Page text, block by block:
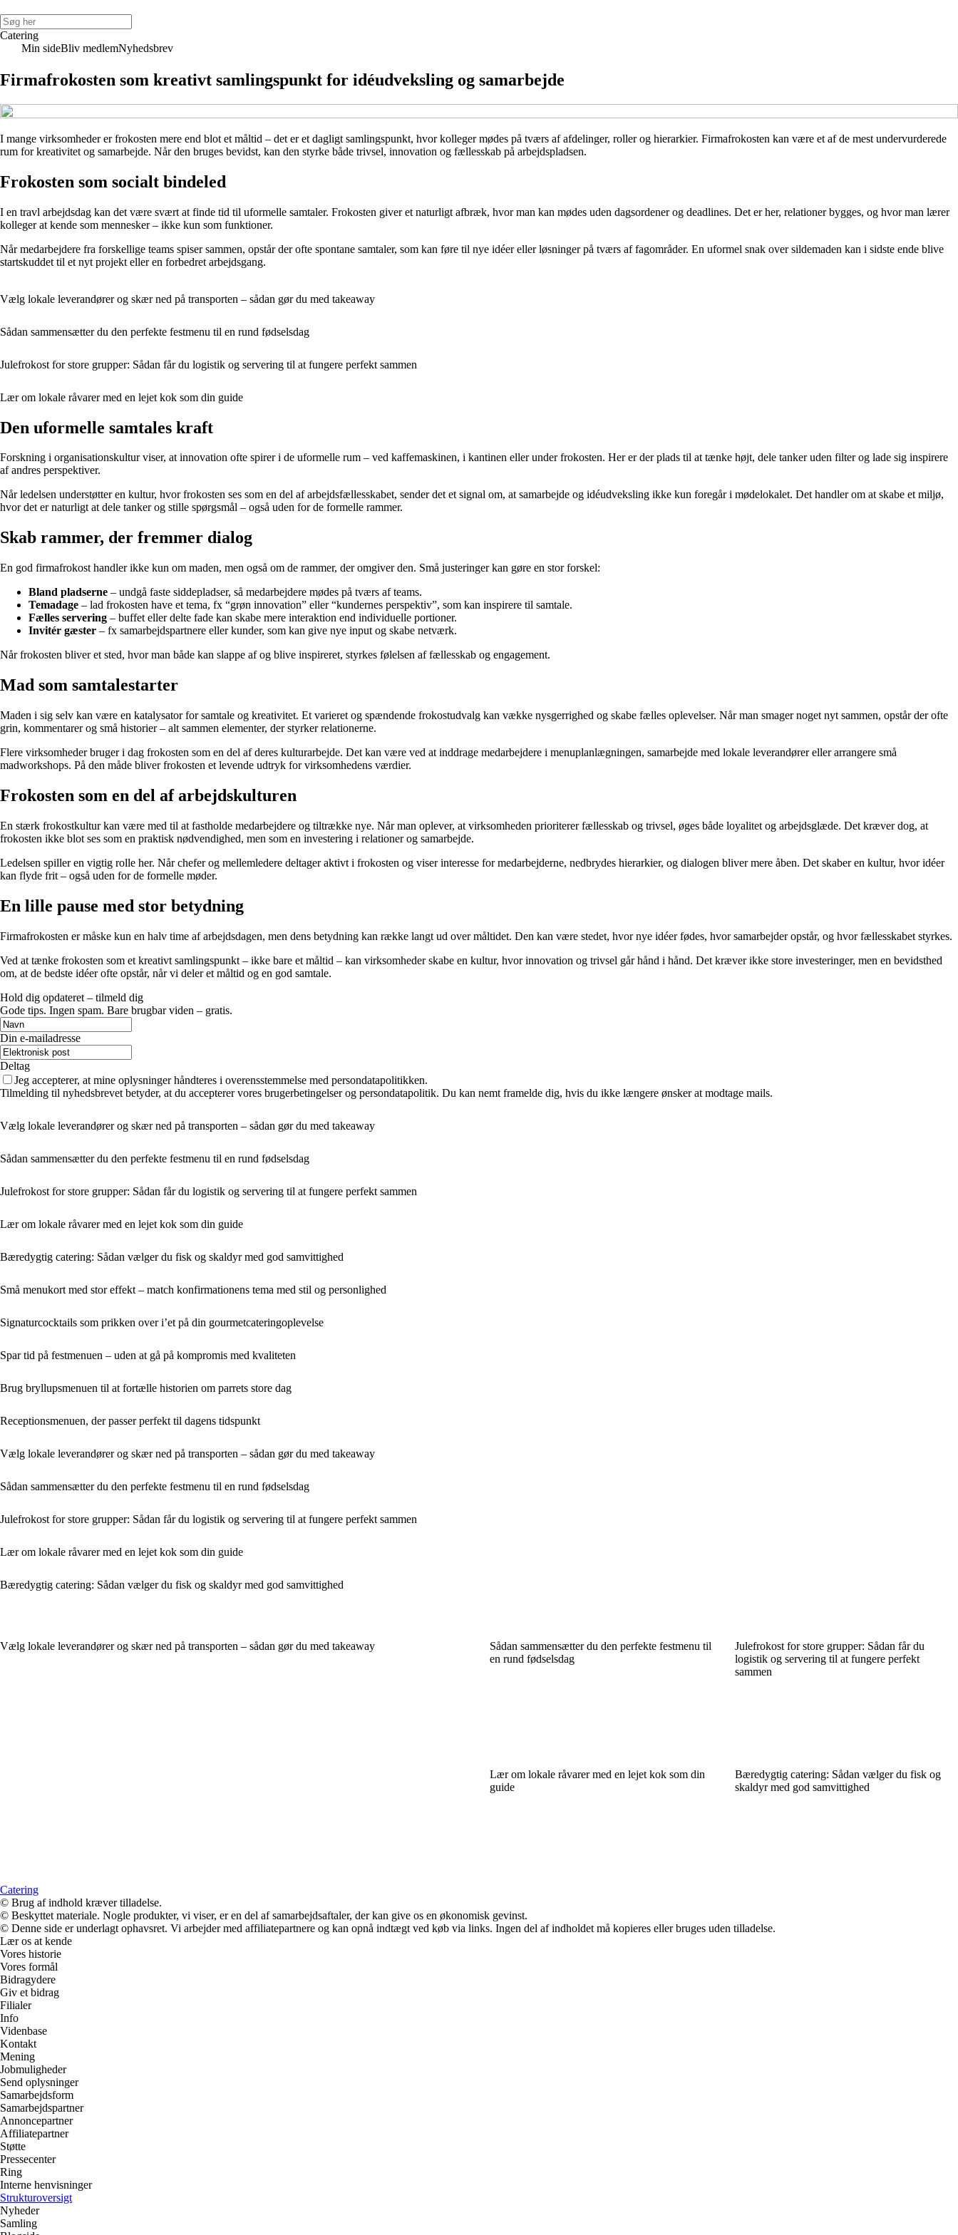
Catering
Min sideBliv medlemNyhedsbrev
Firmafrokosten som kreativt samlingspunkt for idéudveksling og samarbejde
I mange virksomheder er frokosten mere end blot et måltid – det er et dagligt samlingspunkt, hvor kolleger mødes på tværs af afdelinger, roller og hierarkier. Firmafrokosten kan være et af de mest undervurderede
rum for kreativitet og samarbejde. Når den bruges bevidst, kan den styrke både trivsel, innovation og fællesskab på arbejdspladsen.
Frokosten som socialt bindeled
I en travl arbejdsdag kan det være svært at finde tid til uformelle samtaler. Frokosten giver et naturligt afbræk, hvor man kan mødes uden dagsordener og deadlines. Det er her, relationer bygges, og hvor man lærer
kolleger at kende som mennesker – ikke kun som funktioner.
Når medarbejdere fra forskellige teams spiser sammen, opstår der ofte spontane samtaler, som kan føre til nye idéer eller løsninger på tværs af fagområder. En uformel snak over sildemaden kan i sidste ende blive
startskuddet til et nyt projekt eller en forbedret arbejdsgang.
Vælg lokale leverandører og skær ned på transporten – sådan gør du med takeaway
Sådan sammensætter du den perfekte festmenu til en rund fødselsdag
Julefrokost for store grupper: Sådan får du logistik og servering til at fungere perfekt sammen
Lær om lokale råvarer med en lejet kok som din guide
Den uformelle samtales kraft
Forskning i organisationskultur viser, at innovation ofte spirer i de uformelle rum – ved kaffemaskinen, i kantinen eller under frokosten. Her er der plads til at tænke højt, dele tanker uden filter og lade sig inspirere
af andres perspektiver.
Når ledelsen understøtter en kultur, hvor frokosten ses som en del af arbejdsfællesskabet, sender det et signal om, at samarbejde og idéudveksling ikke kun foregår i mødelokalet. Det handler om at skabe et miljø,
hvor det er naturligt at dele tanker og stille spørgsmål – også uden for de formelle rammer.
Skab rammer, der fremmer dialog
En god firmafrokost handler ikke kun om maden, men også om de rammer, der omgiver den. Små justeringer kan gøre en stor forskel:
Bland pladserne – undgå faste siddepladser, så medarbejdere mødes på tværs af teams.
Temadage – lad frokosten have et tema, fx “grøn innovation” eller “kundernes perspektiv”, som kan inspirere til samtale.
Fælles servering – buffet eller delte fade kan skabe mere interaktion end individuelle portioner.
Invitér gæster – fx samarbejdspartnere eller kunder, som kan give nye input og skabe netværk.
Når frokosten bliver et sted, hvor man både kan slappe af og blive inspireret, styrkes følelsen af fællesskab og engagement.
Mad som samtalestarter
Maden i sig selv kan være en katalysator for samtale og kreativitet. Et varieret og spændende frokostudvalg kan vække nysgerrighed og skabe fælles oplevelser. Når man smager noget nyt sammen, opstår der ofte
grin, kommentarer og små historier – alt sammen elementer, der styrker relationerne.
Flere virksomheder bruger i dag frokosten som en del af deres kulturarbejde. Det kan være ved at inddrage medarbejdere i menuplanlægningen, samarbejde med lokale leverandører eller arrangere små
madworkshops. På den måde bliver frokosten et levende udtryk for virksomhedens værdier.
Frokosten som en del af arbejdskulturen
En stærk frokostkultur kan være med til at fastholde medarbejdere og tiltrække nye. Når man oplever, at virksomheden prioriterer fællesskab og trivsel, øges både loyalitet og arbejdsglæde. Det kræver dog, at
frokosten ikke blot ses som en praktisk nødvendighed, men som en investering i relationer og samarbejde.
Ledelsen spiller en vigtig rolle her. Når chefer og mellemledere deltager aktivt i frokosten og viser interesse for medarbejderne, nedbrydes hierarkier, og dialogen bliver mere åben. Det skaber en kultur, hvor idéer
kan flyde frit – også uden for de formelle møder.
En lille pause med stor betydning
Firmafrokosten er måske kun en halv time af arbejdsdagen, men dens betydning kan række langt ud over måltidet. Den kan være stedet, hvor nye idéer fødes, hvor samarbejder opstår, og hvor fællesskabet styrkes.
Ved at tænke frokosten som et kreativt samlingspunkt – ikke bare et måltid – kan virksomheder skabe en kultur, hvor innovation og trivsel går hånd i hånd. Det kræver ikke store investeringer, men en bevidsthed
om, at de bedste idéer ofte opstår, når vi deler et måltid og en god samtale.
Hold dig opdateret – tilmeld dig
Gode tips. Ingen spam. Bare brugbar viden – gratis.
Din e-mailadresse
Deltag
Jeg accepterer, at mine oplysninger håndteres i overensstemmelse med persondatapolitikken.
Tilmelding til nyhedsbrevet betyder, at du accepterer vores brugerbetingelser og persondatapolitik. Du kan nemt framelde dig, hvis du ikke længere ønsker at modtage mails.
Vælg lokale leverandører og skær ned på transporten – sådan gør du med takeaway
Sådan sammensætter du den perfekte festmenu til en rund fødselsdag
Julefrokost for store grupper: Sådan får du logistik og servering til at fungere perfekt sammen
Lær om lokale råvarer med en lejet kok som din guide
Bæredygtig catering: Sådan vælger du fisk og skaldyr med god samvittighed
Små menukort med stor effekt – match konfirmationens tema med stil og personlighed
Signaturcocktails som prikken over i’et på din gourmetcateringoplevelse
Spar tid på festmenuen – uden at gå på kompromis med kvaliteten
Brug bryllupsmenuen til at fortælle historien om parrets store dag
Receptionsmenuen, der passer perfekt til dagens tidspunkt
Vælg lokale leverandører og skær ned på transporten – sådan gør du med takeaway
Sådan sammensætter du den perfekte festmenu til en rund fødselsdag
Julefrokost for store grupper: Sådan får du logistik og servering til at fungere perfekt sammen
Lær om lokale råvarer med en lejet kok som din guide
Bæredygtig catering: Sådan vælger du fisk og skaldyr med god samvittighed
Vælg lokale leverandører og skær ned på transporten – sådan gør du med takeaway
Sådan sammensætter du den perfekte festmenu til
en rund fødselsdag
Julefrokost for store grupper: Sådan får du
logistik og servering til at fungere perfekt
sammen
Lær om lokale råvarer med en lejet kok som din
guide
Bæredygtig catering: Sådan vælger du fisk og
skaldyr med god samvittighed
Catering
© Brug af indhold kræver tilladelse.
© Beskyttet materiale. Nogle produkter, vi viser, er en del af samarbejdsaftaler, der kan give os en økonomisk gevinst.
© Denne side er underlagt ophavsret. Vi arbejder med affiliatepartnere og kan opnå indtægt ved køb via links. Ingen del af indholdet må kopieres eller bruges uden tilladelse.
Lær os at kende
Vores historie
Vores formål
Bidragydere
Giv et bidrag
Filialer
Info
Videnbase
Kontakt
Mening
Jobmuligheder
Send oplysninger
Samarbejdsform
Samarbejdspartner
Annoncepartner
Affiliatepartner
Støtte
Pressecenter
Ring
Interne henvisninger
Strukturoversigt
Nyheder
Samling